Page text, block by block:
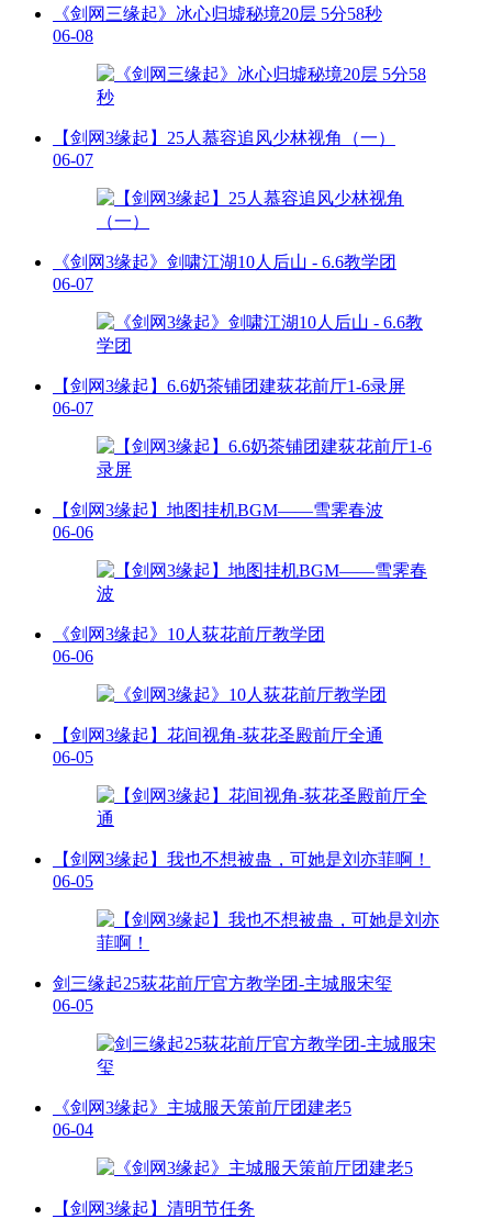
《剑网三缘起》冰心归墟秘境20层 5分58秒
06-08
【剑网3缘起】25人慕容追风少林视角（一）
06-07
《剑网3缘起》剑啸江湖10人后山 - 6.6教学团
06-07
【剑网3缘起】6.6奶茶铺团建荻花前厅1-6录屏
06-07
【剑网3缘起】地图挂机BGM——雪霁春波
06-06
《剑网3缘起》10人荻花前厅教学团
06-06
【剑网3缘起】花间视角-荻花圣殿前厅全通
06-05
【剑网3缘起】我也不想被蛊，可她是刘亦菲啊！
06-05
剑三缘起25荻花前厅官方教学团-主城服宋玺
06-05
《剑网3缘起》主城服天策前厅团建老5
06-04
【剑网3缘起】清明节任务